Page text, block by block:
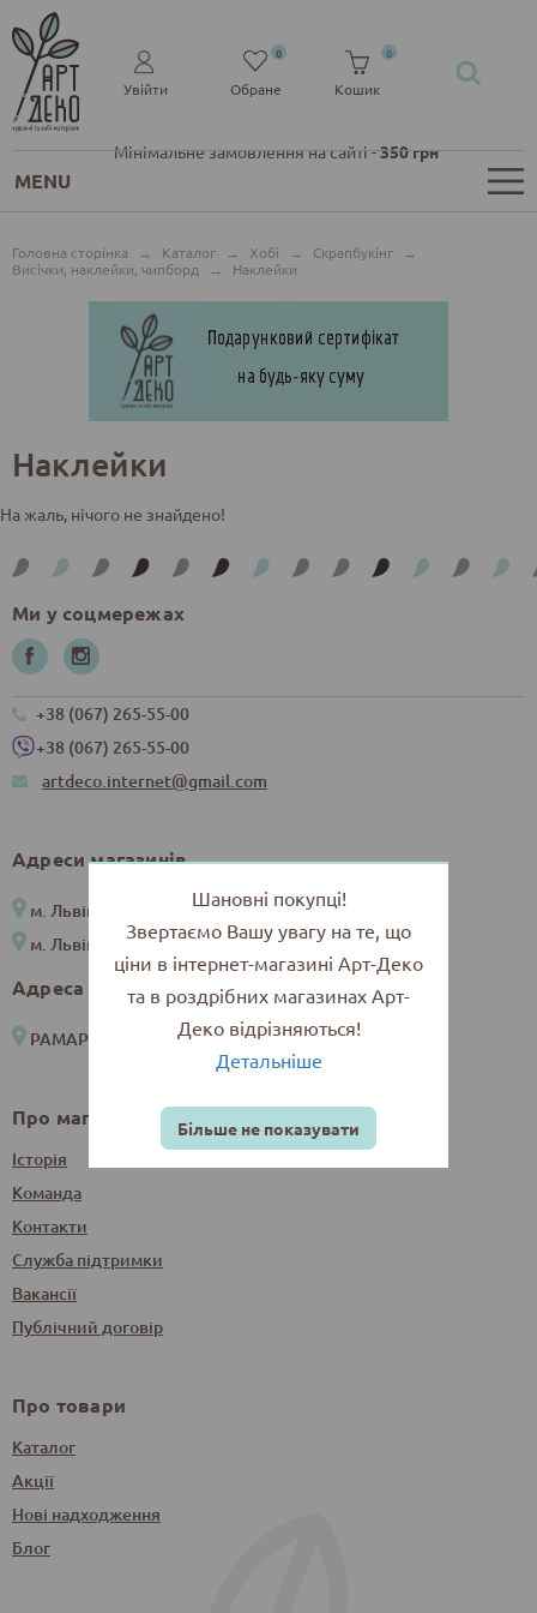
Мінімальне замовлення на сайті -350 грн
Увійти Обране
0
Кошик
0
MENU
Головна сторінка → Каталог → Хобі → Скрапбукінг
→
Висічки, наклейки, чипборд
→ Наклейки
Наклейки
На жаль, нічого не знайдено!
Ми у соцмережах
+38 (067) 265-55-00
+38 (067) 265-55-00
artdeco.internet@gmail.com
Адреси магазинів
м. Львів, вул. Снопківська, 4
м. Львів, вул. Коперника, 11 (у дворику)
Адреса рамарні
РАМАРНЯ м. Львів, вул. Коперника, 16
Про магазин
Історія
Команда
Контакти
Служба підтримки
Вакансії
Публічний договір
Про товари
Каталог
Акції
Нові надходження
Блог
Шановні покупці!
Звертаємо Вашу увагу на те, що
ціни в інтернет-магазині Арт-Деко
та в роздрібних магазинах Арт-
Деко відрізняються!
Детальніше
Більше не показувати